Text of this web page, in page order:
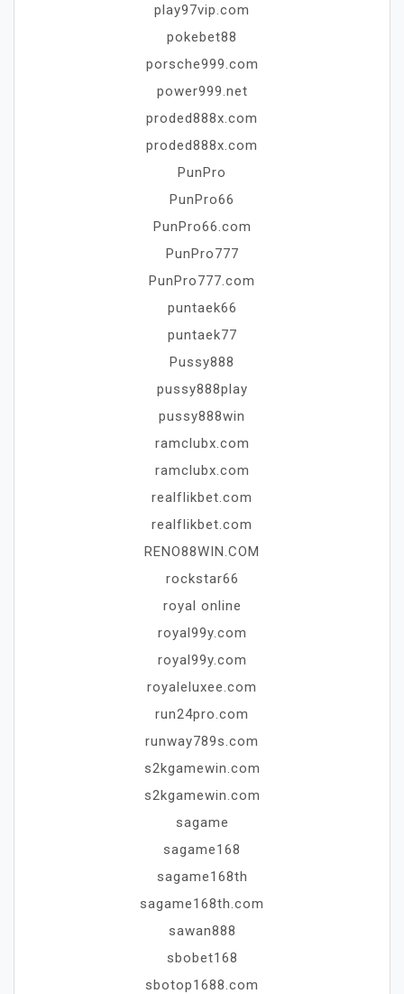
play97vip.com
pokebet88
porsche999.com
power999.net
proded888x.com
proded888x.com
PunPro
PunPro66
PunPro66.com
PunPro777
PunPro777.com
puntaek66
puntaek77
Pussy888
pussy888play
pussy888win
ramclubx.com
ramclubx.com
realflikbet.com
realflikbet.com
RENO88WIN.COM
rockstar66
royal online
royal99y.com
royal99y.com
royaleluxee.com
run24pro.com
runway789s.com
s2kgamewin.com
s2kgamewin.com
sagame
sagame168
sagame168th
sagame168th.com
sawan888
sbobet168
sbotop1688.com